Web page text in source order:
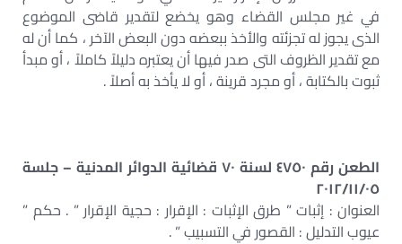
في غير مجلس القضاء وهو يخضع لتقدير قاضى الموضوع
الذى يجوز له تجزئته والأخذ ببعضه دون البعض الآخر ، كما أن له
مع تقدير الظروف التى صدر فيها أن يعتبره دليلاً كاملاً ، أو مبدأ
ثبوت بالكتابة ، أو مجرد قرينة ، أو لا يأخذ به أصلاً .
الطعن رقم ٤٧٥٠ لسنة ٧٠ قضائية الدوائر المدنية – جلسة
٢٠١٢/١١/٠٥
العنوان : إثبات ” طرق الإثبات : الإقرار : حجية الإقرار ” . حكم ”
عيوب التدليل : القصور في التسبيب ” .